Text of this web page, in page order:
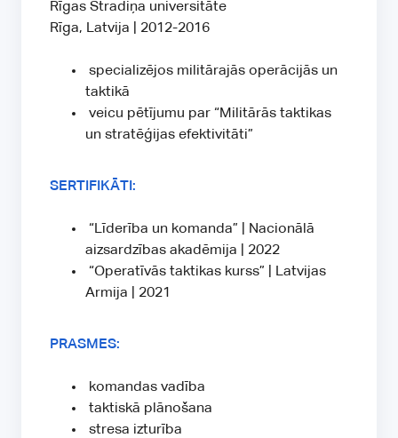
Rīgas Stradiņa universitāte
Rīga, Latvija | 2012-2016
specializējos militārajās operācijās un
taktikā
veicu pētījumu par “Militārās taktikas
un stratēģijas efektivitāti”
SERTIFIKĀTI:
“Līderība un komanda” | Nacionālā
aizsardzības akadēmija | 2022
“Operatīvās taktikas kurss” | Latvijas
Armija | 2021
PRASMES:
komandas vadība
taktiskā plānošana
stresa izturība